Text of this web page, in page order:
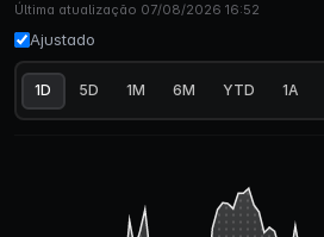
Última atualização 07/08/2026 16:52
Ajustado
1D 5D 1M 6M YTD 1A